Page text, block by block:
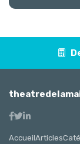
AccueilArticles